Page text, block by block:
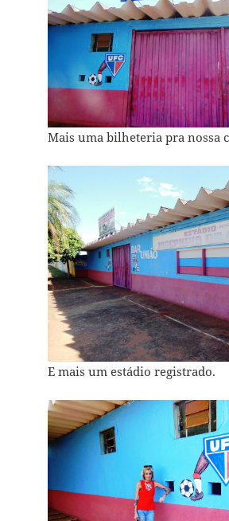
Mais uma bilheteria pra nossa
E mais um estádio registrado.